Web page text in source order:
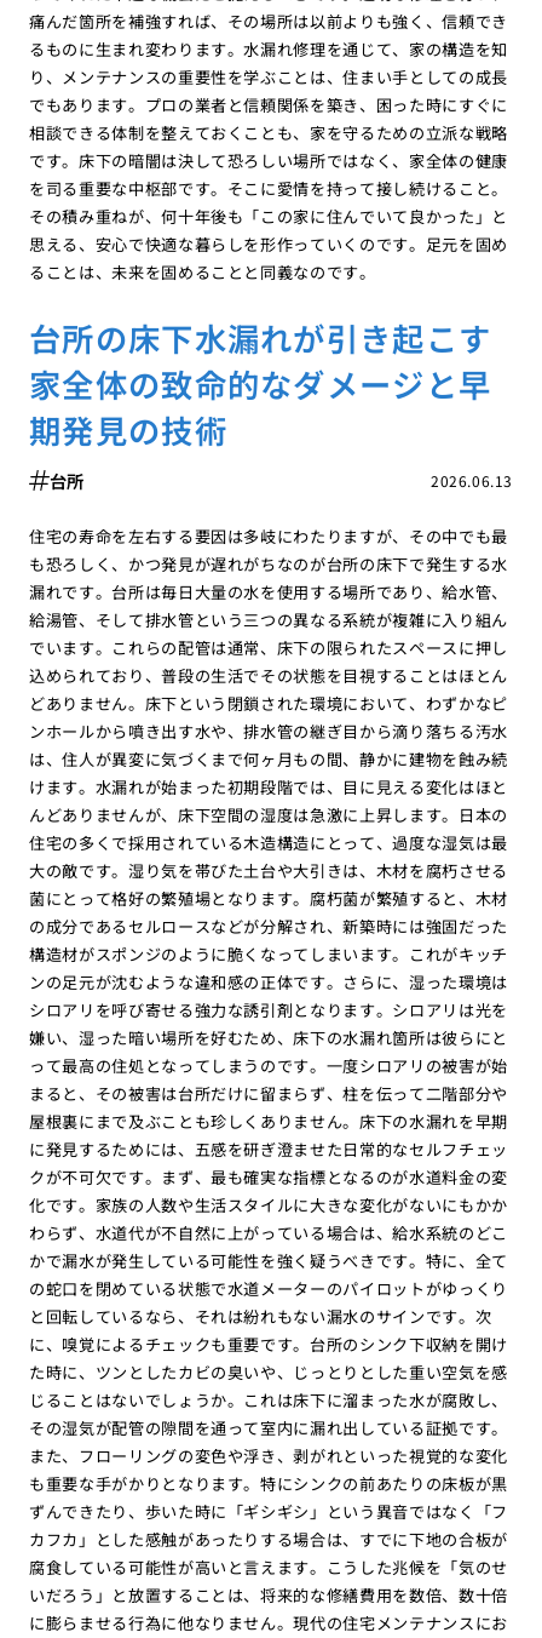
痛んだ箇所を補強すれば、その場所は以前よりも強く、信頼でき
るものに生まれ変わります。水漏れ修理を通じて、家の構造を知
り、メンテナンスの重要性を学ぶことは、住まい手としての成長
でもあります。プロの業者と信頼関係を築き、困った時にすぐに
相談できる体制を整えておくことも、家を守るための立派な戦略
です。床下の暗闇は決して恐ろしい場所ではなく、家全体の健康
を司る重要な中枢部です。そこに愛情を持って接し続けること。
その積み重ねが、何十年後も「この家に住んでいて良かった」と
思える、安心で快適な暮らしを形作っていくのです。足元を固め
ることは、未来を固めることと同義なのです。
台所の床下水漏れが引き起こす
家全体の致命的なダメージと早
期発見の技術
2026.06.13
台所
住宅の寿命を左右する要因は多岐にわたりますが、その中でも最
も恐ろしく、かつ発見が遅れがちなのが台所の床下で発生する水
漏れです。台所は毎日大量の水を使用する場所であり、給水管、
給湯管、そして排水管という三つの異なる系統が複雑に入り組ん
でいます。これらの配管は通常、床下の限られたスペースに押し
込められており、普段の生活でその状態を目視することはほとん
どありません。床下という閉鎖された環境において、わずかなピ
ンホールから噴き出す水や、排水管の継ぎ目から滴り落ちる汚水
は、住人が異変に気づくまで何ヶ月もの間、静かに建物を蝕み続
けます。水漏れが始まった初期段階では、目に見える変化はほと
んどありませんが、床下空間の湿度は急激に上昇します。日本の
住宅の多くで採用されている木造構造にとって、過度な湿気は最
大の敵です。湿り気を帯びた土台や大引きは、木材を腐朽させる
菌にとって格好の繁殖場となります。腐朽菌が繁殖すると、木材
の成分であるセルロースなどが分解され、新築時には強固だった
構造材がスポンジのように脆くなってしまいます。これがキッチ
ンの足元が沈むような違和感の正体です。さらに、湿った環境は
シロアリを呼び寄せる強力な誘引剤となります。シロアリは光を
嫌い、湿った暗い場所を好むため、床下の水漏れ箇所は彼らにと
って最高の住処となってしまうのです。一度シロアリの被害が始
まると、その被害は台所だけに留まらず、柱を伝って二階部分や
屋根裏にまで及ぶことも珍しくありません。床下の水漏れを早期
に発見するためには、五感を研ぎ澄ませた日常的なセルフチェッ
クが不可欠です。まず、最も確実な指標となるのが水道料金の変
化です。家族の人数や生活スタイルに大きな変化がないにもかか
わらず、水道代が不自然に上がっている場合は、給水系統のどこ
かで漏水が発生している可能性を強く疑うべきです。特に、全て
の蛇口を閉めている状態で水道メーターのパイロットがゆっくり
と回転しているなら、それは紛れもない漏水のサインです。次
に、嗅覚によるチェックも重要です。台所のシンク下収納を開け
た時に、ツンとしたカビの臭いや、じっとりとした重い空気を感
じることはないでしょうか。これは床下に溜まった水が腐敗し、
その湿気が配管の隙間を通って室内に漏れ出している証拠です。
また、フローリングの変色や浮き、剥がれといった視覚的な変化
も重要な手がかりとなります。特にシンクの前あたりの床板が黒
ずんできたり、歩いた時に「ギシギシ」という異音ではなく「フ
カフカ」とした感触があったりする場合は、すでに下地の合板が
腐食している可能性が高いと言えます。こうした兆候を「気のせ
いだろう」と放置することは、将来的な修繕費用を数倍、数十倍
に膨らませる行為に他なりません。現代の住宅メンテナンスにお